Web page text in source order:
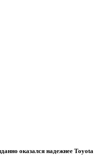
оказался надежнее Toyota